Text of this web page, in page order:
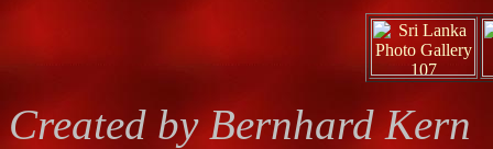
Created by Bernhard Kern